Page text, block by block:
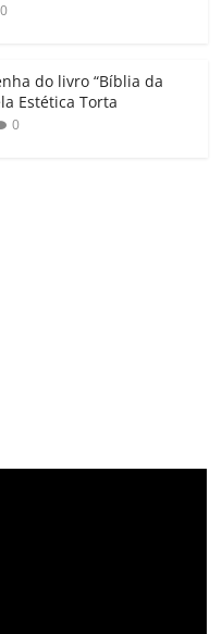
0
do livro “Bíblia da
Estética Torta
0